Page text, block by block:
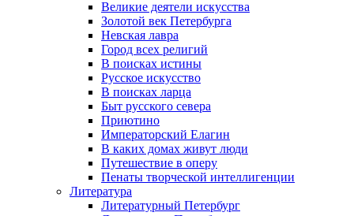
Великие деятели искусства
Золотой век Петербурга
Невская лавра
Город всех религий
В поисках истины
Русское искусство
В поисках ларца
Быт русского севера
Приютино
Императорский Елагин
В каких домах живут люди
Путешествие в оперу
Пенаты творческой интеллигенции
Литература
Литературный Петербург